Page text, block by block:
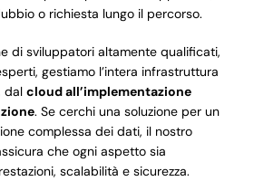
o richiesta lungo il percorso.
di sviluppatori altamente qualificati,
gestiamo l’intera infrastruttura
dal cloud all’implementazione
. Se cerchi una soluzione per un
complessa dei dati, il nostro
che ogni aspetto sia
scalabilità e sicurezza.